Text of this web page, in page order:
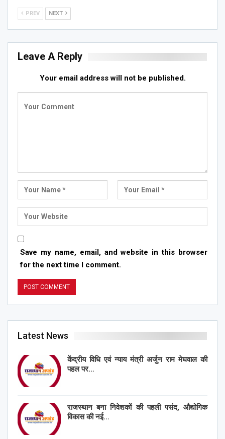
PREV NEXT
Leave A Reply
Your email address will not be published.
Save my name, email, and website in this browser
for the next time I comment.
Latest News
केंद्रीय विधि एवं न्याय मंत्री अर्जुन राम मेघवाल की
पहल पर…
राजस्थान बना निवेशकों की पहली पसंद, औद्योगिक
विकास की नई…